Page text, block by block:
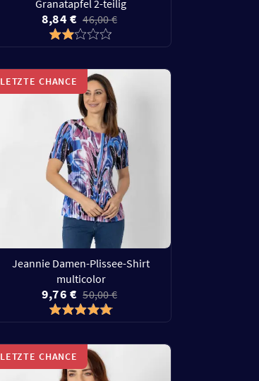
Granatapfel 2-teilig
8,84 € 46,00 €
LETZTE CHANCE
Jeannie Damen-Plissee-Shirt
multicolor
9,76 € 50,00 €
LETZTE CHANCE